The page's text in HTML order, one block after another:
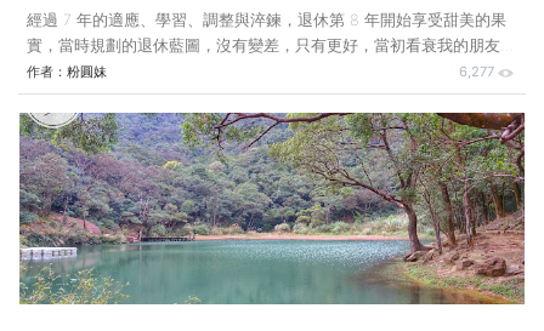
經過 7 年的適應、學習、調整與淬鍊，退休第 8 年開始享受甜美的果
實，當時規劃的退休藍圖，沒有變差，只有更好，當初看衰我的朋友，
真的要說「對不起你們，讓你們失望了！」 現在，我不用上班，節省
交通時間、置裝費、交際費…，每個月我只需工作 50～60 小時，即可
領二份薪水，總合是退職前薪資的 7 成（哪需要靠即將被砍的勞保年
金咧！？）。 第一份薪水「利息」，利用以前工作的閒暇，培養的理
財知識與技能，成為我為自己加薪的專長，這項專長不用花費勞力、也
不用花太多心思，就可以支付我食衣住行的花費。 第二份薪水「稿
費」，利用退休後的興趣，培養出登山與寫作二項能力，高
作者： 粉圓妹 6,277